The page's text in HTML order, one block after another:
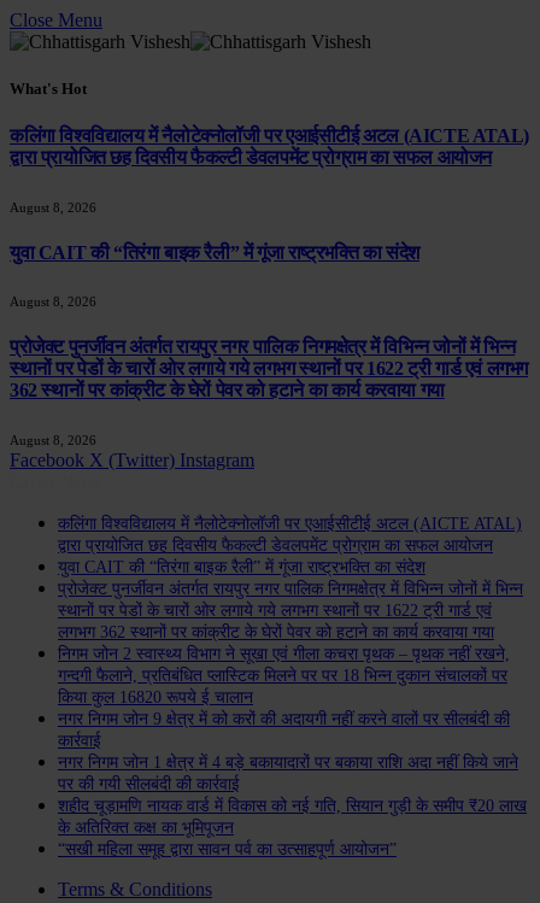
Close Menu
What's Hot
कलिंगा विश्वविद्यालय में नैलोटेक्नोलॉजी पर एआईसीटीई अटल (AICTE ATAL)
द्वारा प्रायोजित छह दिवसीय फैकल्टी डेवलपमेंट प्रोग्राम का सफल आयोजन
August 8, 2026
युवा CAIT की “तिरंगा बाइक रैली” में गूंजा राष्ट्रभक्ति का संदेश
August 8, 2026
प्रोजेक्ट पुनर्जीवन अंतर्गत रायपुर नगर पालिक निगमक्षेत्र में विभिन्न जोनों में भिन्न
स्थानों पर पेडों के चारों ओर लगाये गये लगभग स्थानों पर 1622 ट्री गार्ड एवं लगभग
362 स्थानों पर कांक्रीट के घेरों पेवर को हटाने का कार्य करवाया गया
August 8, 2026
Facebook X (Twitter) Instagram
कलिंगा विश्वविद्यालय में नैलोटेक्नोलॉजी पर एआईसीटीई अटल (AICTE ATAL)
द्वारा प्रायोजित छह दिवसीय फैकल्टी डेवलपमेंट प्रोग्राम का सफल आयोजन
युवा CAIT की “तिरंगा बाइक रैली” में गूंजा राष्ट्रभक्ति का संदेश
प्रोजेक्ट पुनर्जीवन अंतर्गत रायपुर नगर पालिक निगमक्षेत्र में विभिन्न जोनों में भिन्न
स्थानों पर पेडों के चारों ओर लगाये गये लगभग स्थानों पर 1622 ट्री गार्ड एवं
लगभग 362 स्थानों पर कांक्रीट के घेरों पेवर को हटाने का कार्य करवाया गया
निगम जोन 2 स्वास्थ्य विभाग ने सूखा एवं गीला कचरा पृथक – पृथक नहीं रखने,
गन्दगी फैलाने, प्रतिबंधित प्लास्टिक मिलने पर पर 18 भिन्न दुकान संचालकों पर
किया कुल 16820 रूपये ई चालान
नगर निगम जोन 9 क्षेत्र में को करों की अदायगी नहीं करने वालों पर सीलबंदी की
कार्रवाई
नगर निगम जोन 1 क्षेत्र में 4 बड़े बकायादारों पर बकाया राशि अदा नहीं किये जाने
पर की गयी सीलबंदी की कार्रवाई
शहीद चूड़ामणि नायक वार्ड में विकास को नई गति, सियान गुड़ी के समीप ₹20 लाख
के अतिरिक्त कक्ष का भूमिपूजन
“सखी महिला समूह द्वारा सावन पर्व का उत्साहपूर्ण आयोजन”
Terms & Conditions